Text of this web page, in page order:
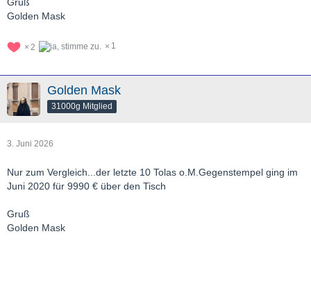
Gruß
Golden Mask
2 1
Golden Mask
31000g Mitglied
3. Juni 2026
Nur zum Vergleich...der letzte 10 Tolas o.M.Gegenstempel ging im
Juni 2020 für 9990 € über den Tisch
Gruß
Golden Mask